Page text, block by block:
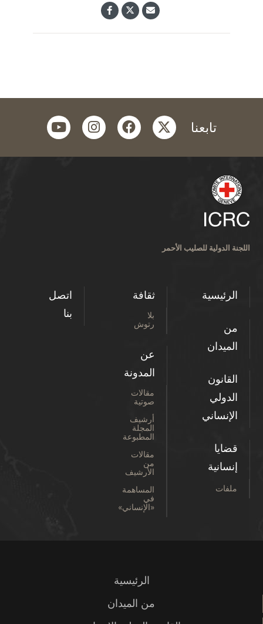
تابعنا twitter
facebook
instagram
youtube
اللجنة الدولية للصليب الأحمر
الرئيسية
من
الميدان
القانون
الدولي
الإنساني
قضايا
إنسانية
ملفات
ثقافة
بلا
رتوش
عن
المدونة
مقالات
صوتية
أرشيف
المجلة
المطبوعة
مقالات
من
الأرشيف
المساهمة
في
«الإنساني»
اتصل
بنا
الرئيسية
من الميدان